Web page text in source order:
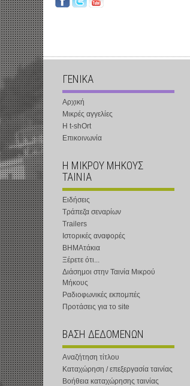
ΓΕΝΙΚΑ
Αρχική
Μικρές αγγελίες
Η t-shOrt
Επικοινωνία
Η ΜΙΚΡΟΥ ΜΗΚΟΥΣ
ΤΑΙΝΙΑ
Ειδήσεις
Τράπεζα σεναρίων
Trailers
Ιστορικές αναφορές
ΒΗΜΑτάκια
Ξέρετε ότι...
Διάσημοι στην Ταινία Μικρού
Μήκους
Ραδιοφωνικές εκπομπές
Προτάσεις για το site
ΒΑΣΗ ΔΕΔΟΜΕΝΩΝ
Αναζήτηση τίτλου
Καταχώρηση / επεξεργασία ταινίας
Βοήθεια καταχώρησης ταινίας